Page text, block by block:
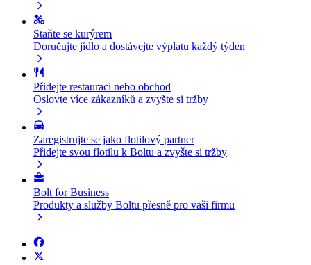
Staňte se kurýrem
Doručujte jídlo a dostávejte výplatu každý týden
Přidejte restauraci nebo obchod
Oslovte více zákazníků a zvyšte si tržby
Zaregistrujte se jako flotilový partner
Přidejte svou flotilu k Boltu a zvyšte si tržby
Bolt for Business
Produkty a služby Boltu přesně pro vaši firmu